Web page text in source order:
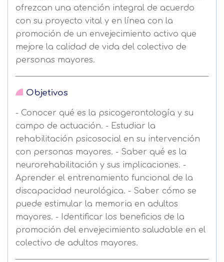
ofrezcan una atención integral de acuerdo
con su proyecto vital y en línea con la
promoción de un envejecimiento activo que
mejore la calidad de vida del colectivo de
personas mayores.
Objetivos
- Conocer qué es la psicogerontología y su
campo de actuación. - Estudiar la
rehabilitación psicosocial en su intervención
con personas mayores. - Saber qué es la
neurorehabilitación y sus implicaciones. -
Aprender el entrenamiento funcional de la
discapacidad neurológica. - Saber cómo se
puede estimular la memoria en adultos
mayores. - Identificar los beneficios de la
promoción del envejecimiento saludable en el
colectivo de adultos mayores.